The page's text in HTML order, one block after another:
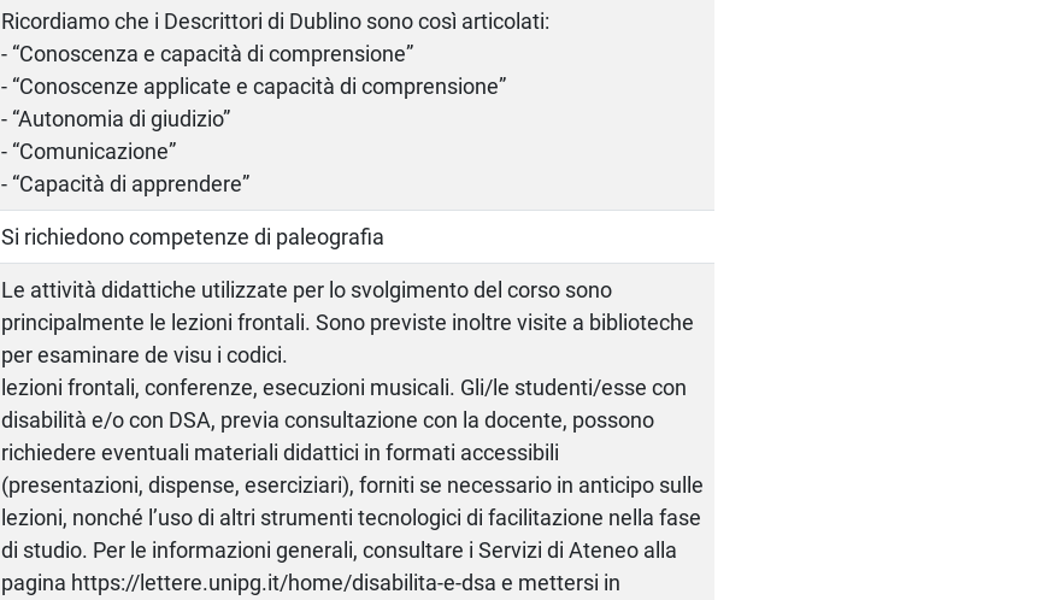
Ricordiamo che i Descrittori di Dublino sono così articolati:
- “Conoscenza e capacità di comprensione”
- “Conoscenze applicate e capacità di comprensione”
- “Autonomia di giudizio”
- “Comunicazione”
- “Capacità di apprendere”
Si richiedono competenze di paleografia
Le attività didattiche utilizzate per lo svolgimento del corso sono
principalmente le lezioni frontali. Sono previste inoltre visite a biblioteche
per esaminare de visu i codici.
lezioni frontali, conferenze, esecuzioni musicali. Gli/le studenti/esse con
disabilità e/o con DSA, previa consultazione con la docente, possono
richiedere eventuali materiali didattici in formati accessibili
(presentazioni, dispense, eserciziari), forniti se necessario in anticipo sulle
lezioni, nonché l’uso di altri strumenti tecnologici di facilitazione nella fase
di studio. Per le informazioni generali, consultare i Servizi di Ateneo alla
pagina https://lettere.unipg.it/home/disabilita-e-dsa e mettersi in